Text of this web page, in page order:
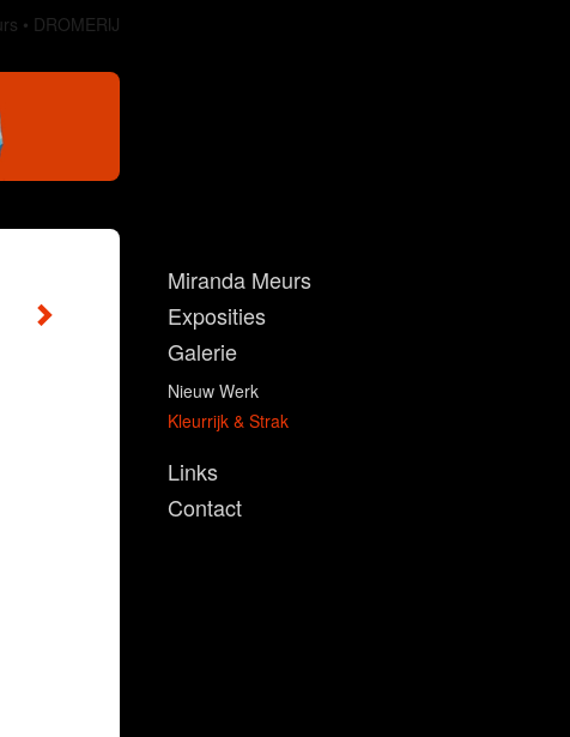
DROMERIJ
Miranda Meurs
Exposities
Galerie
Nieuw Werk
Kleurrijk & Strak
Links
Contact